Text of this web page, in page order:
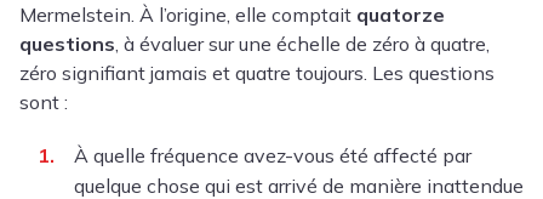
Mermelstein. À l’origine, elle comptait quatorze
questions , à évaluer sur une échelle de zéro à quatre,
zéro signifiant jamais et quatre toujours. Les questions
sont :
À quelle fréquence avez-vous été affecté par
quelque chose qui est arrivé de manière inattendue